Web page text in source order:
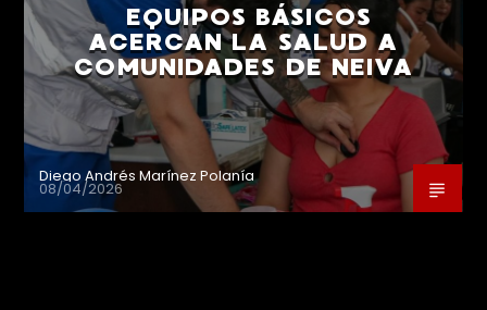
EQUIPOS BÁSICOS
ACERCAN LA SALUD A
COMUNIDADES DE NEIVA
Diego Andrés Marínez Polanía
08/04/2026